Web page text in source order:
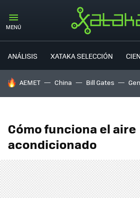
MENÚ
ANÁLISIS XATAKA SELECCIÓN
HOY SE HABLA DE
AEMET China Bill Gates
Cómo funciona el aire
acondicionado